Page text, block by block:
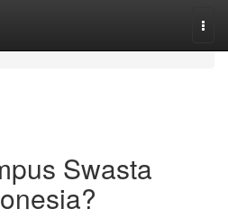
Swasta